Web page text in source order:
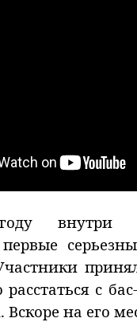
внутри
с
на его